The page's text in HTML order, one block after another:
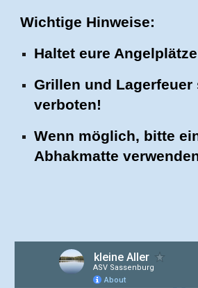
Wichtige Hinweise:
Haltet eure
Grillen und Lagerfeuer
verboten!
Wenn möglich, bitte
Abhakmatte